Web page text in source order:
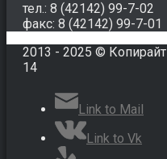
тел.: 8 (42142) 99-7-02
факс: 8 (42142) 99-7-01
2013 - 2025 ©
14
Link to Mail
Link to Vk